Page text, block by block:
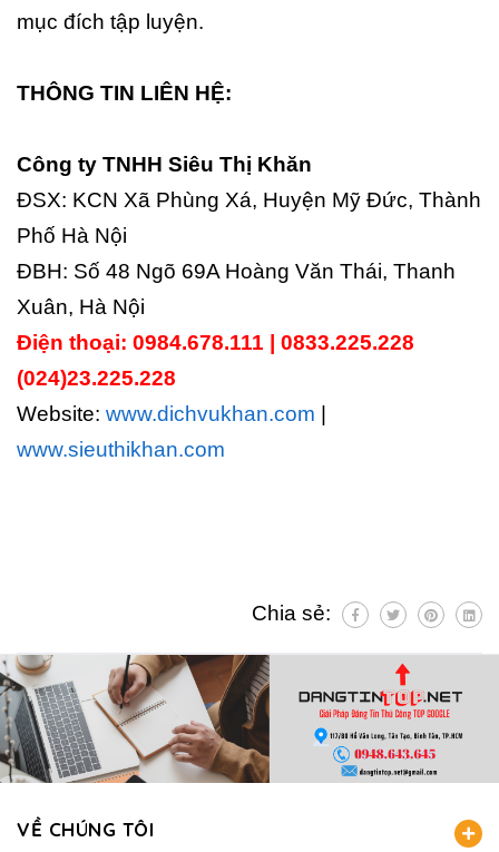
mục đích tập luyện.
THÔNG TIN LIÊN HỆ:
Công ty TNHH Siêu Thị Khăn
ĐSX: KCN Xã Phùng Xá, Huyện Mỹ Đức, Thành
Phố Hà Nội
ĐBH: Số 48 Ngõ 69A Hoàng Văn Thái, Thanh
Xuân, Hà Nội
Điện thoại: 0984.678.111 | 0833.225.228
(024)23.225.228
Website: www.dichvukhan.com
www.sieuthikhan.com
Chia sẻ:
VỀ CHÚNG TÔI